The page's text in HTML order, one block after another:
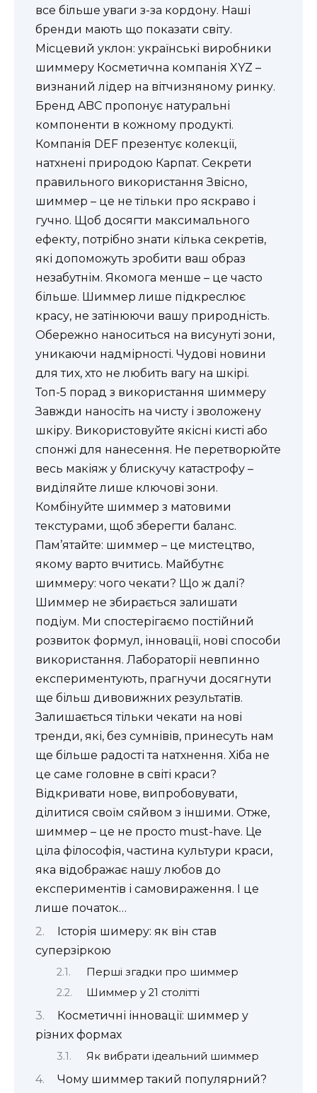
все більше уваги з-за кордону. Наші
бренди мають що показати світу.
Місцевий уклон: українські виробники
шиммеру Косметична компанія XYZ –
визнаний лідер на вітчизняному ринку.
Бренд ABC пропонує натуральні
компоненти в кожному продукті.
Компанія DEF презентує колекції,
натхнені природою Карпат. Секрети
правильного використання Звісно,
шиммер – це не тільки про яскраво і
гучно. Щоб досягти максимального
ефекту, потрібно знати кілька секретів,
які допоможуть зробити ваш образ
незабутнім. Якомога менше – це часто
більше. Шиммер лише підкреслює
красу, не затінюючи вашу природність.
Обережно наноситься на висунуті зони,
уникаючи надмірності. Чудові новини
для тих, хто не любить вагу на шкірі.
Топ-5 порад з використання шиммеру
Завжди наносіть на чисту і зволожену
шкіру. Використовуйте якісні кисті або
спонжі для нанесення. Не перетворюйте
весь макіяж у блискучу катастрофу –
виділяйте лише ключові зони.
Комбінуйте шиммер з матовими
текстурами, щоб зберегти баланс.
Пам’ятайте: шиммер – це мистецтво,
якому варто вчитись. Майбутнє
шиммеру: чого чекати? Що ж далі?
Шиммер не збирається залишати
подіум. Ми спостерігаємо постійний
розвиток формул, інновації, нові способи
використання. Лабораторії невпинно
експериментують, прагнучи досягнути
ще більш дивовижних результатів.
Залишається тільки чекати на нові
тренди, які, без сумнівів, принесуть нам
ще більше радості та натхнення. Хіба не
це саме головне в світі краси?
Відкривати нове, випробовувати,
ділитися своїм сяйвом з іншими. Отже,
шиммер – це не просто must-have. Це
ціла філософія, частина культури краси,
яка відображає нашу любов до
експериментів і самовираження. І це
лише початок…
Історія шимеру: як він став
суперзіркою
Перші згадки про шиммер
Шиммер у 21 столітті
Косметичні інновації: шиммер у
різних формах
Як вибрати ідеальний шиммер
Чому шиммер такий популярний?